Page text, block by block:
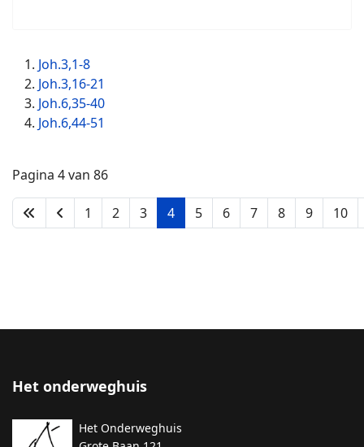
Joh.3,1-8
Joh.3,16-21
Joh.6,35-40
Joh.6,44-51
Pagina 4 van 86
1 2 3 4 5 6 7 8 9 10
Het onderweghuis
Het Onderweghuis